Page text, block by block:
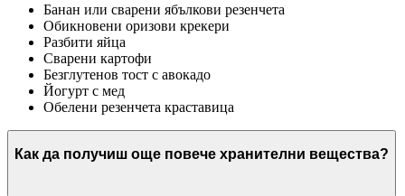
Банан или сварени ябълкови резенчета
Обикновени оризови крекери
Разбити яйца
Сварени картофи
Безглутенов тост с авокадо
Йогурт с мед
Обелени резенчета краставица
Как да получиш още повече хранителни вещества?